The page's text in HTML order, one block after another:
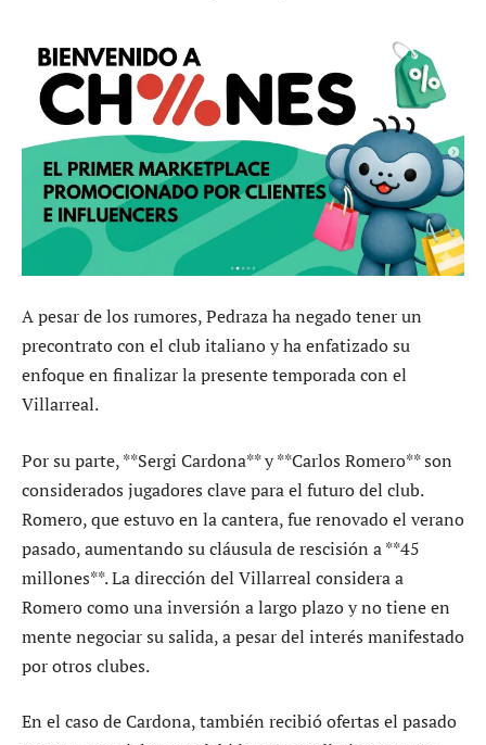
A pesar de los rumores, Pedraza ha negado tener un
precontrato con el club italiano y ha enfatizado su
enfoque en finalizar la presente temporada con el
Villarreal.
Por su parte, **Sergi Cardona** y **Carlos Romero** son
considerados jugadores clave para el futuro del club.
Romero, que estuvo en la cantera, fue renovado el verano
pasado, aumentando su cláusula de rescisión a **45
millones**. La dirección del Villarreal considera a
Romero como una inversión a largo plazo y no tiene en
mente negociar su salida, a pesar del interés manifestado
por otros clubes.
En el caso de Cardona, también recibió ofertas el pasado